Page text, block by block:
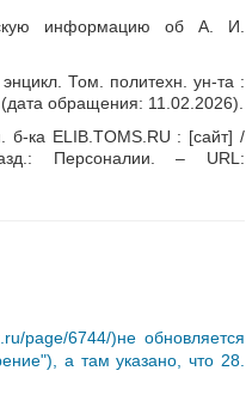
информацию об А. И.
Том. политехн. ун-та :
(дата обращения: 11.02.2026).
б-ка ELIB.TOMS.RU : [сайт] /
Персоналии. – URL:
page/6744/)не обновляется
а там указано, что 28.